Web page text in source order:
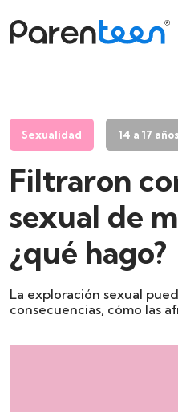
Sexualidad 14 a 17 años
Filtraron
sexual de
¿qué hago?
La exploración sexual
consecuencias, cómo las